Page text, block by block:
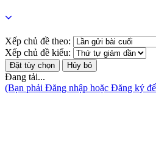
Xếp chủ đề theo:
Xếp chủ đề kiểu:
Đang tải...
(Bạn phải Đăng nhập hoặc Đăng ký